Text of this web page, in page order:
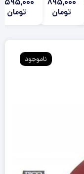
تومان
تومان
ناموجود